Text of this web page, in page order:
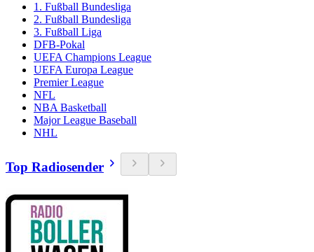
1. Fußball Bundesliga
2. Fußball Bundesliga
3. Fußball Liga
DFB-Pokal
UEFA Champions League
UEFA Europa League
Premier League
NFL
NBA Basketball
Major League Baseball
NHL
Top Radiosender